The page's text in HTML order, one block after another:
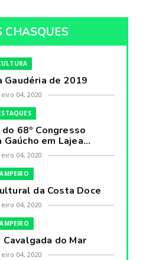
CHASQUES
Gaudéria de 2019
04, 2020
68º Congresso
em Lajea...
04, 2020
da Costa Doce
04, 2020
Cavalgada do Mar
04, 2020